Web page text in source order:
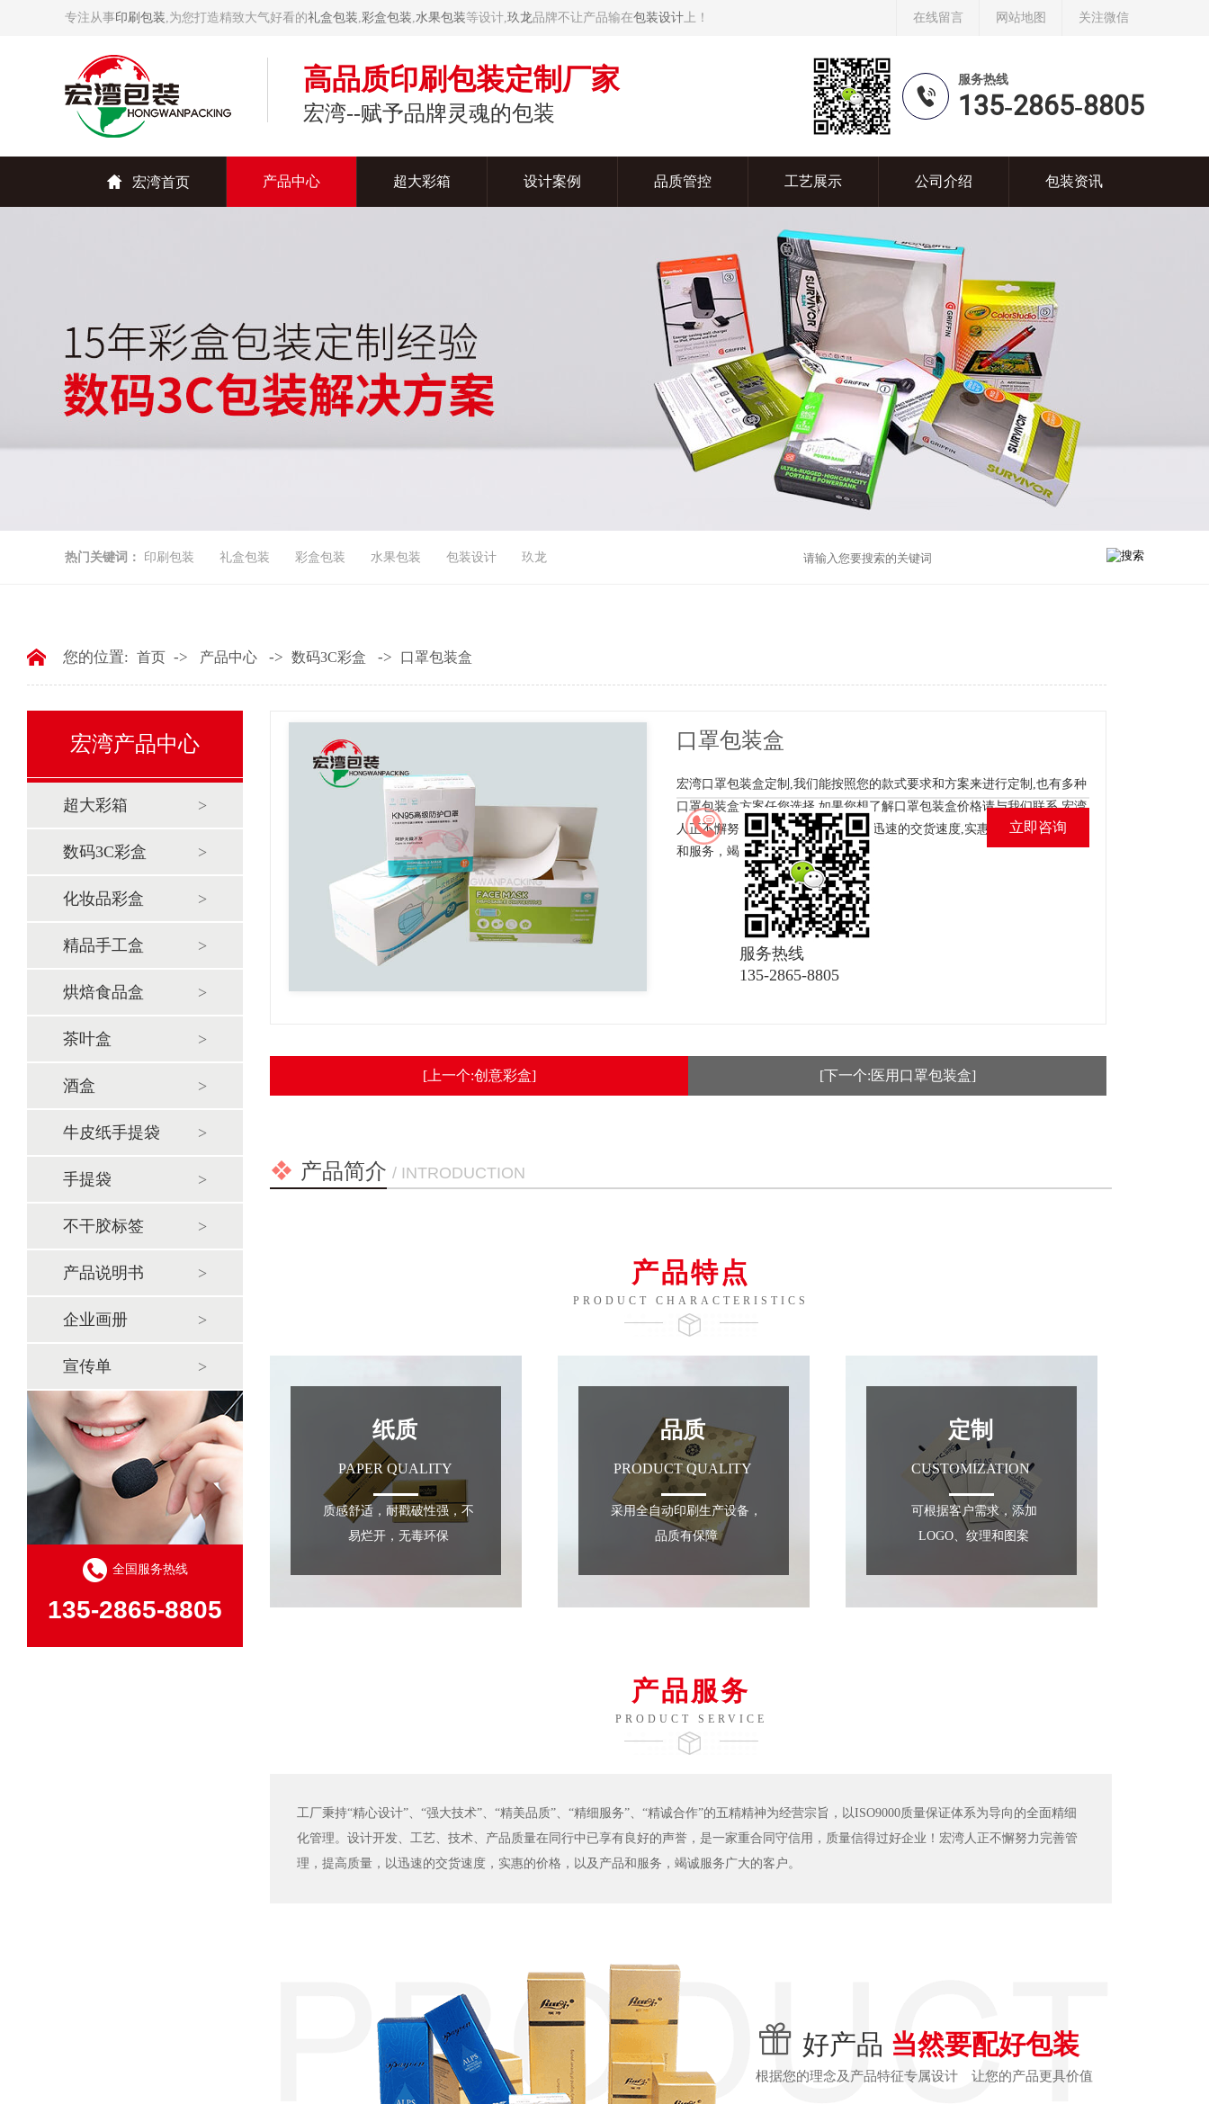
专注从事印刷包装,为您打造精致大气好看的礼盒包装,彩盒包装,水果包装等设计,玖龙品牌不让产品输在包装设计 上！ 在线留言 网站地图 关注微信
高品质印刷包装定制厂家
宏湾--赋予品牌灵魂的包装
服务热线
135-2865-8805
 宏湾首页 产品中心 超大彩箱 设计案例 品质管控 工艺展示 公司介绍 包装资讯
热门关键词： 印刷包装 礼盒包装 彩盒包装 水果包装 包装设计 玖龙
宏湾产品中心
超大彩箱
数码3C彩盒
化妆品彩盒
精品手工盒
烘焙食品盒
茶叶盒
酒盒
牛皮纸手提袋
手提袋
不干胶标签
产品说明书
企业画册
宣传单
全国服务热线
135-2865-8805
您的位置: 首页 -> 产品中心 -> 数码3C彩盒 -> 口罩包装盒
口罩包装盒
宏湾口罩包装盒定制,我们能按照您的款式要求和方案来进行定制,也有多种
口罩包装盒方案任您选择.如果您想了解口罩包装盒价格请与我们联系.宏湾
人正不懈努力完善管理,提高质量,以迅速的交货速度,实惠的价格,以及产品
和服务，竭诚服务广大的客户。
服务热线
135-2865-8805
立即咨询
[上一个:创意彩盒] [下一个:医用口罩包装盒]
产品简介 / INTRODUCTION
产品特点
PRODUCT CHARACTERISTICS
纸质
PAPER QUALITY
质感舒适，耐戳破性强，不
易烂开，无毒环保
品质
PRODUCT QUALITY
采用全自动印刷生产设备，
品质有保障
定制
CUSTOMIZATION
可根据客户需求，添加
LOGO、纹理和图案
产品服务
PRODUCT SERVICE
工厂秉持“精心设计”、“强大技术”、“精美品质”、“精细服务”、“精诚合作”的五精精神为经营宗旨，以ISO9000质量保证体系为导向的全面精细
化管理。设计开发、工艺、技术、产品质量在同行中已享有良好的声誉，是一家重合同守信用，质量信得过好企业！宏湾人正不懈努力完善管
理，提高质量，以迅速的交货速度，实惠的价格，以及产品和服务，竭诚服务广大的客户。
 好产品 当然要配好包装
根据您的理念及产品特征专属设计 让您的产品更具价值